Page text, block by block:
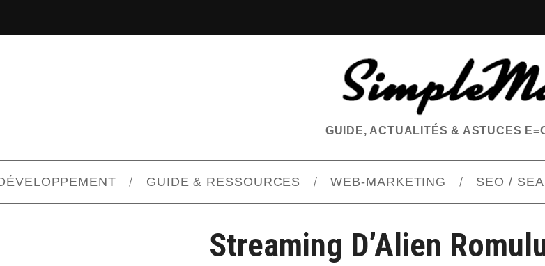
GUIDE, ACTUALITÉS & ASTUCES
GUIDE & RESSOURCES WEB-MARKETING SEO /
Streaming D’Alien